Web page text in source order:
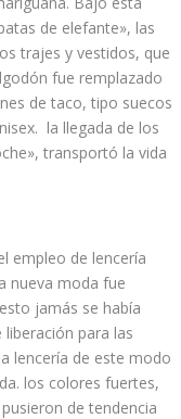
de elefante», las
trajes y vestidos, que
fue remplazado
de taco, tipo suecos
la llegada de los
transportó la vida
empleo de lencería
nueva moda fue
jamás se había
para las
lencería de este modo
los colores fuertes,
de tendencia